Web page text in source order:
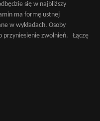
się w najbliższy
ma formę ustnej
w wykładach. Osoby
przyniesienie zwolnień. Łączę